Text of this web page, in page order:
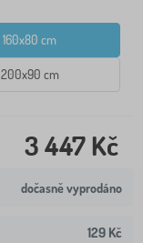
160x80 cm
200x90 cm
3 447 Kč
dočasně vyprodáno
129 Kč